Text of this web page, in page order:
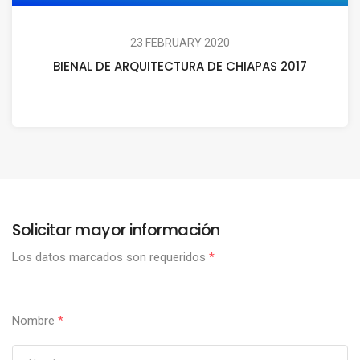
23 FEBRUARY 2020
BIENAL DE ARQUITECTURA DE CHIAPAS 2017
Solicitar mayor información
Los datos marcados son requeridos *
Nombre *